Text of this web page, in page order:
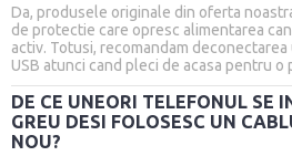
Da, produsele originale din oferta
de protectie care opresc alimentarea
activ. Totusi, recomandam
USB atunci cand pleci de acasa pentru o
DE CE UNEORI TELEFONUL SE
GREU DESI FOLOSESC UN
NOU?